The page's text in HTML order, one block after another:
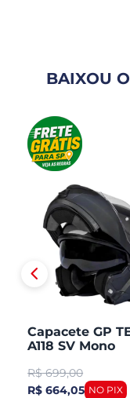
BAIXOU
Capacete GP
A118 SV Mono
Fosco
R$ 699,00
R$ 664,05